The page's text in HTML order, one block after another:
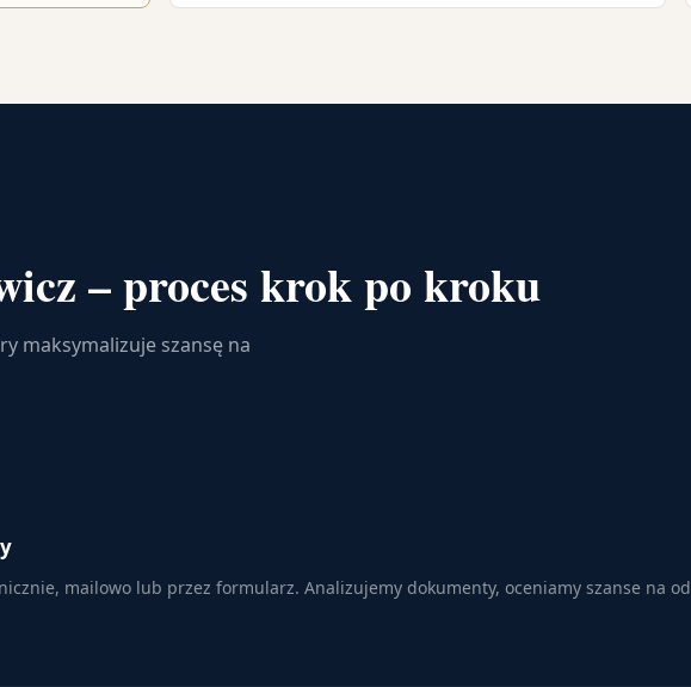
– proces krok po kroku
maksymalizuje szansę na
mailowo lub przez formularz. Analizujemy dokumenty, oceniamy szanse na